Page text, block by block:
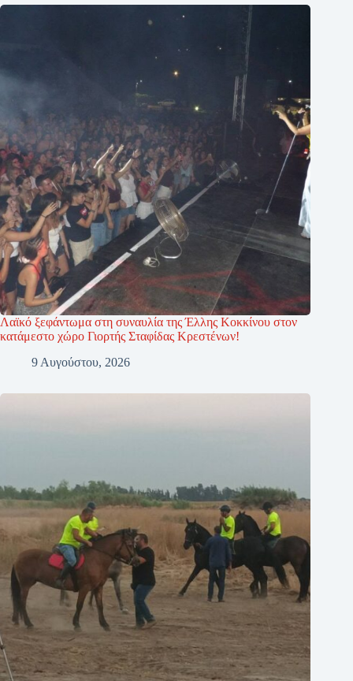
Λαϊκό ξεφάντωμα στη συναυλία της Έλλης Κοκκίνου στον
κατάμεστο χώρο Γιορτής Σταφίδας Κρεστένων!
9 Αυγούστου, 2026